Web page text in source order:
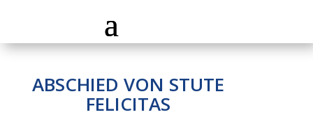
ABSCHIED VON STUTE
FELICITAS